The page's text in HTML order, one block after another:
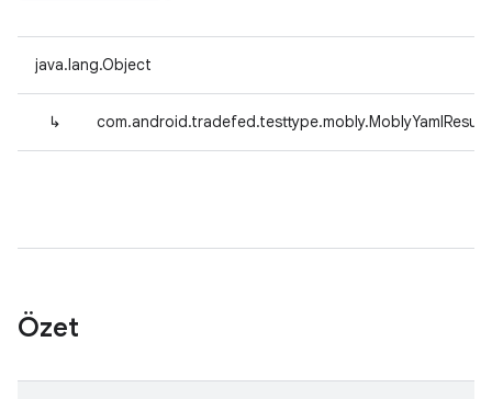
java.lang.Object
↳
Özet